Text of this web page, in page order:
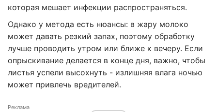
которая мешает инфекции распространяться.
Однако у метода есть нюансы: в жару молоко
может давать резкий запах, поэтому обработку
лучше проводить утром или ближе к вечеру. Если
опрыскивание делается в конце дня, важно, чтобы
листья успели высохнуть - излишняя влага ночью
может привлечь вредителей.
Реклама